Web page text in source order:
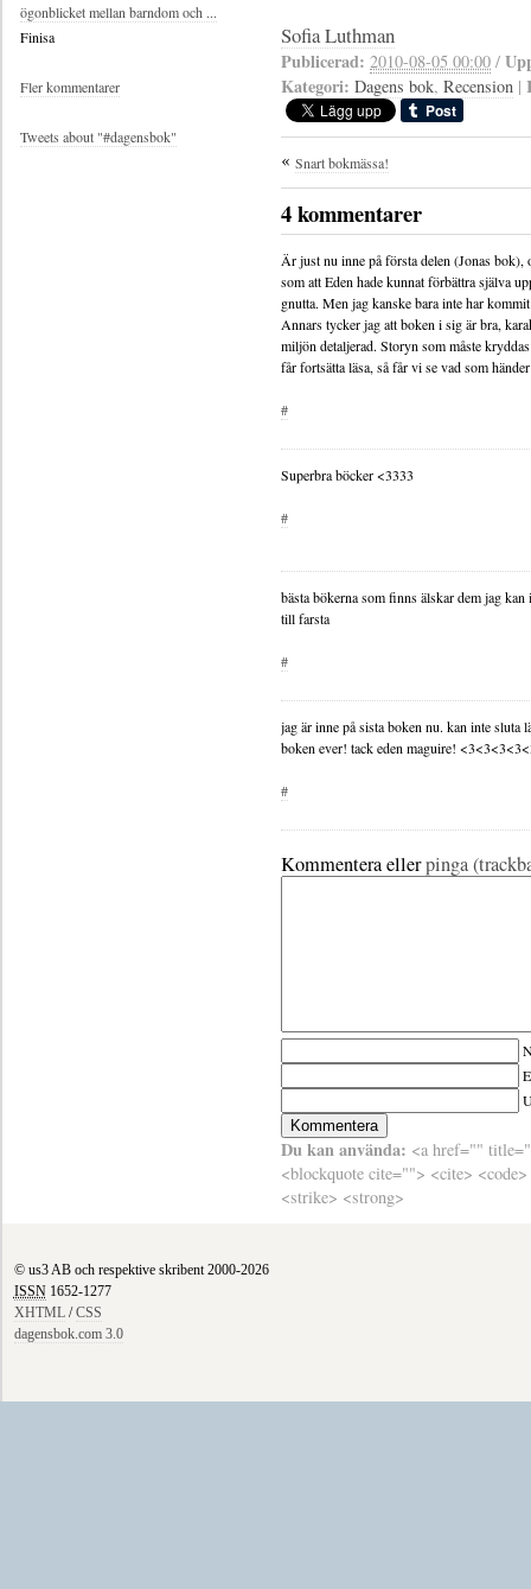
Sofia Luthman
Publicerad: 2010-08-05 00:00 /
Kategori: Dagens bok, Recension |
Snart bokmässa!
4 kommentarer
Är just nu inne på första delen (Jonas bok),
som att Eden hade kunnat förbättra själva
gnutta. Men jag kanske bara inte har
Annars tycker jag att boken i sig är bra,
miljön detaljerad. Storyn som måste
får fortsätta läsa, så får vi se vad som
#
Superbra böcker <3333
#
bästa bökerna som finns älskar dem jag
till farsta
#
jag är inne på sista boken nu. kan inte sluta
boken ever! tack eden maguire!
#
Kommentera ellerpinga
Du kan använda: <a href=""
<blockquote cite=""> <cite>
<strike> <strong>
ögonblicket mellan barndom och ...
Finisa
Fler kommentarer
Tweets about "#dagensbok"
© us3 AB och respektive skribent 2000-2026
ISSN1652-1277
XHTML/CSS
dagensbok.com 3.0